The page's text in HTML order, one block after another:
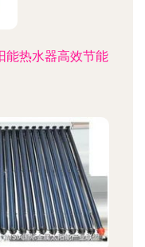
能热水器高效节能